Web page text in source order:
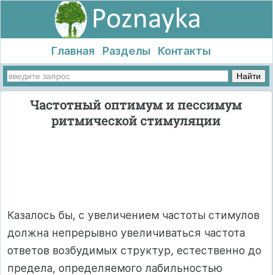
Главная Разделы Контакты
Частотный оптимум и пессимум
ритмической стимуляции
Казалось бы, с увеличением частоты стимулов
должна непрерывно увеличиваться частота
ответов возбудимых структур, естественно до
предела, определяемого лабильностью